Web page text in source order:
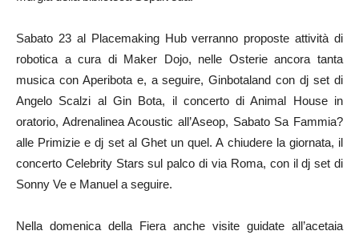
Sabato 23 al Placemaking Hub verranno proposte attività di
robotica a cura di Maker Dojo, nelle Osterie ancora tanta
musica con Aperibota e, a seguire, Ginbotaland con dj set di
Angelo Scalzi al Gin Bota, il concerto di Animal House in
oratorio, Adrenalinea Acoustic all’Aseop, Sabato Sa Fammia?
alle Primizie e dj set al Ghet un quel. A chiudere la giornata, il
concerto Celebrity Stars sul palco di via Roma, con il dj set di
Sonny Ve e Manuel a seguire.
Nella domenica della Fiera anche visite guidate all’acetaia